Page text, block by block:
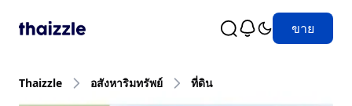
ขาย
Thaizzle อสังหาริมทรัพย์ ที่ดิน